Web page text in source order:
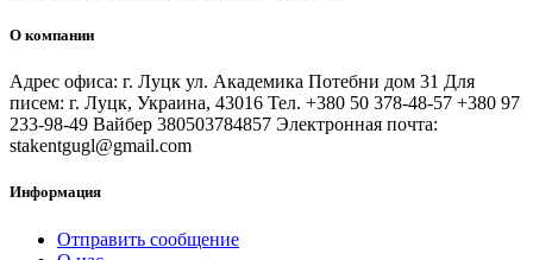
О компании
Адрес офиса: г. Луцк ул. Академика Потебни дом 31 Для
писем: г. Луцк, Украина, 43016 Тел. +380 50 378-48-57 +380 97
233-98-49 Вайбер 380503784857 Электронная почта:
stakentgugl@gmail.com
Информация
Отправить сообщение